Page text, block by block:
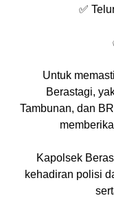
✅
Untuk
Berastagi,
Tambunan, dan
Kapolsek
kehadiran polisi